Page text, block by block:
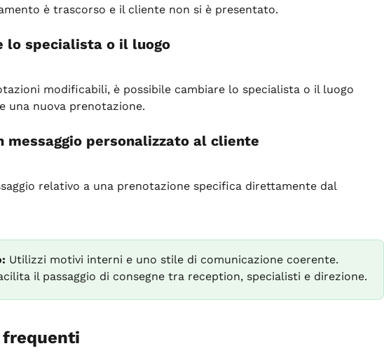
è trascorso e il cliente non si è presentato.
lo specialista o il luogo
modificabili, è possibile cambiare lo specialista o il luogo
una nuova prenotazione.
messaggio personalizzato al cliente
relativo a una prenotazione specifica direttamente dal
Utilizzi motivi interni e uno stile di comunicazione coerente.
il passaggio di consegne tra reception, specialisti e direzione.
frequenti